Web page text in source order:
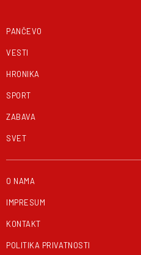
PANČEVO
VESTI
HRONIKA
SPORT
ZABAVA
SVET
O NAMA
IMPRESUM
KONTAKT
POLITIKA PRIVATNOSTI